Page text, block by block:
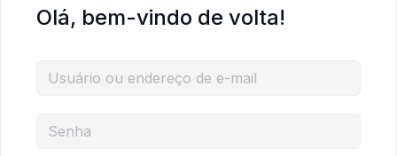
Olá, bem-vindo de volta!